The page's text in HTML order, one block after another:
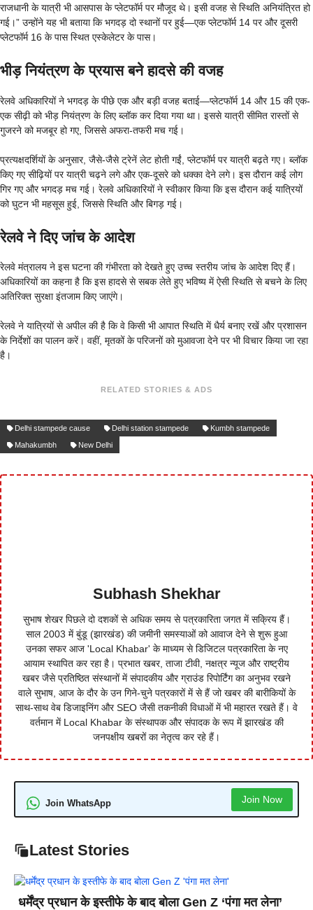
राजधानी के यात्री भी आसपास के प्लेटफॉर्म पर मौजूद थे। इसी वजह से स्थिति अनियंत्रित हो
गई।” उन्होंने यह भी बताया कि भगदड़ दो स्थानों पर हुई—एक प्लेटफॉर्म 14 पर और दूसरी
प्लेटफॉर्म 16 के पास स्थित एस्केलेटर के पास।
भीड़ नियंत्रण के प्रयास बने हादसे की वजह
रेलवे अधिकारियों ने भगदड़ के पीछे एक और बड़ी वजह बताई—प्लेटफॉर्म 14 और 15 की एक-
एक सीढ़ी को भीड़ नियंत्रण के लिए ब्लॉक कर दिया गया था। इससे यात्री सीमित रास्तों से
गुजरने को मजबूर हो गए, जिससे अफरा-तफरी मच गई।
प्रत्यक्षदर्शियों के अनुसार, जैसे-जैसे ट्रेनें लेट होती गईं, प्लेटफॉर्म पर यात्री बढ़ते गए। ब्लॉक
किए गए सीढ़ियों पर यात्री चढ़ने लगे और एक-दूसरे को धक्का देने लगे। इस दौरान कई लोग
गिर गए और भगदड़ मच गई। रेलवे अधिकारियों ने स्वीकार किया कि इस दौरान कई यात्रियों
को घुटन भी महसूस हुई, जिससे स्थिति और बिगड़ गई।
रेलवे ने दिए जांच के आदेश
रेलवे मंत्रालय ने इस घटना की गंभीरता को देखते हुए उच्च स्तरीय जांच के आदेश दिए हैं।
अधिकारियों का कहना है कि इस हादसे से सबक लेते हुए भविष्य में ऐसी स्थिति से बचने के लिए
अतिरिक्त सुरक्षा इंतजाम किए जाएंगे।
रेलवे ने यात्रियों से अपील की है कि वे किसी भी आपात स्थिति में धैर्य बनाए रखें और प्रशासन
के निर्देशों का पालन करें। वहीं, मृतकों के परिजनों को मुआवजा देने पर भी विचार किया जा रहा
है।
RELATED STORIES & ADS
Delhi stampede cause Delhi station stampede
Kumbh stampede
Mahakumbh
New Delhi
Subhash Shekhar
सुभाष शेखर पिछले दो दशकों से अधिक समय से पत्रकारिता जगत में सक्रिय हैं।
साल 2003 में बुंडू (झारखंड) की जमीनी समस्याओं को आवाज देने से शुरू हुआ
उनका सफर आज 'Local Khabar' के माध्यम से डिजिटल पत्रकारिता के नए
आयाम स्थापित कर रहा है। प्रभात खबर, ताजा टीवी, नक्षत्र न्यूज और राष्ट्रीय
खबर जैसे प्रतिष्ठित संस्थानों में संपादकीय और ग्राउंड रिपोर्टिंग का अनुभव रखने
वाले सुभाष, आज के दौर के उन गिने-चुने पत्रकारों में से हैं जो खबर की बारीकियों के
साथ-साथ वेब डिजाइनिंग और SEO जैसी तकनीकी विधाओं में भी महारत रखते हैं। वे
वर्तमान में Local Khabar के संस्थापक और संपादक के रूप में झारखंड की
जनपक्षीय खबरों का नेतृत्व कर रहे हैं।
Join WhatsApp Join Now
Latest Stories
धर्मेंद्र प्रधान के इस्तीफे के बाद बोला Gen Z ‘पंगा मत लेना’